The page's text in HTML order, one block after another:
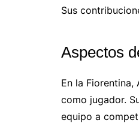
Sus
Aspectos
En la
como jugador.
equipo a